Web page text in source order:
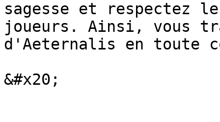
sagesse et respectez
joueurs. Ainsi, vous
d'Aeternalis en toute